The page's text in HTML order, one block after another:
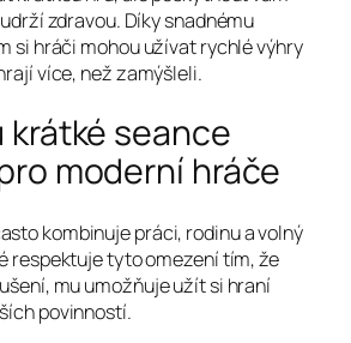
zdravou. Díky snadnému
si hráči mohou užívat rychlé výhry
více, než zamýšleli.
krátké seance
moderní hráče
kombinuje práci, rodinu a volný
respektuje tyto omezení tím, že
mu umožňuje užít si hraní
povinností.